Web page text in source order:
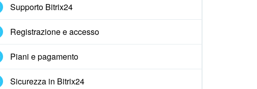
Supporto Bitrix24
Registrazione e accesso
Piani e pagamento
Sicurezza in Bitrix24